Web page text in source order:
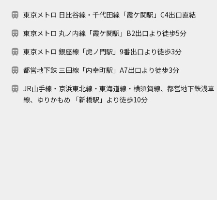
東京メトロ 日比谷線・千代田線「霞ケ関駅」C4出口直結
東京メトロ 丸ノ内線「霞ケ関駅」B2出口より徒歩5分
東京メトロ 銀座線「虎ノ門駅」9番出口より徒歩3分
都営地下鉄 三田線「内幸町駅」A7出口より徒歩3分
JR山手線・京浜東北線・東海道線・横須賀線、都営地下鉄浅草
線、ゆりかもめ 「新橋駅」より徒歩10分